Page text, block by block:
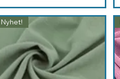
Nyhet!